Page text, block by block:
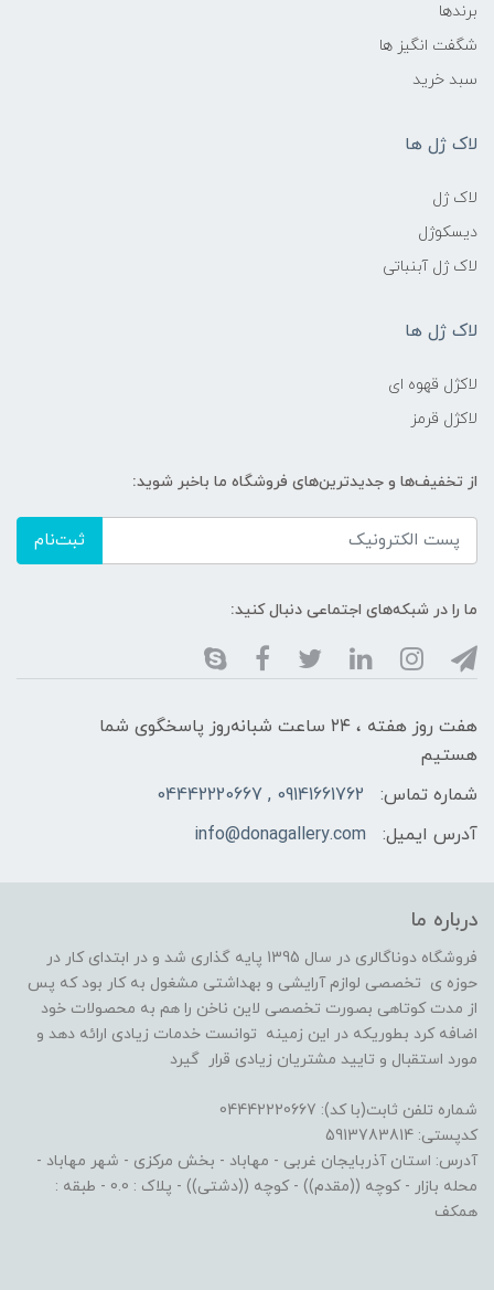
برندها
شگفت انگیز ها
سبد خرید
لاک ژل ها
لاک ژل
دیسکوژل
لاک ژل آبنباتی
لاک ژل ها
لاکژل قهوه ای
لاکژل قرمز
از تخفیف‌ها و جدیدترین‌های فروشگاه ما باخبر شوید:
ثبت‌نام
ما را در شبکه‌های اجتماعی دنبال کنید:
هفت روز هفته ، ۲۴ ساعت شبانه‌روز پاسخگوی شما
هستیم
شماره تماس:
09141661762 , 04442220667
آدرس ایمیل:
info@donagallery.com
درباره ما
فروشگاه دوناگالری در سال 1395 پایه گذاری شد و در ابتدای کار در
حوزه ی تخصصی لوازم آرایشی و بهداشتی مشغول به کار بود که پس
از مدت کوتاهی بصورت تخصصی لاین ناخن را هم به محصولات خود
اضافه کرد بطوریکه در این زمینه توانست خدمات زیادی ارائه دهد و
مورد استقبال و تایید مشتریان زیادی قرار گیرد
شماره تلفن ثابت(با کد): 04442220667
کدپستی: 5913783814
آدرس: استان آذربایجان غربی - مهاباد - بخش مرکزی - شهر مهاباد -
محله بازار - کوچه ((مقدم)) - کوچه ((دشتی)) - پلاک : 0.0 - طبقه :
همکف